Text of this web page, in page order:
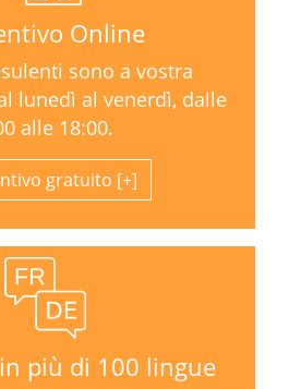
Online
sono a vostra
lunedì al venerdì, dalle
alle 18:00.
gratuito
più di 100 lingue